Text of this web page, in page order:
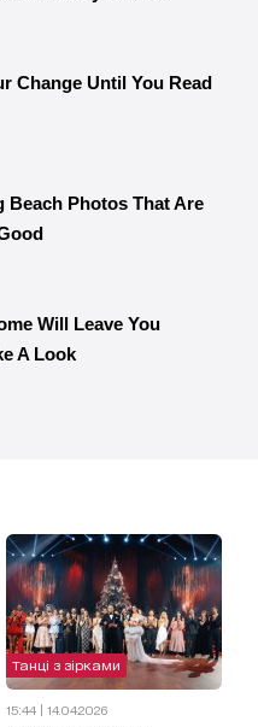
Танці з зірками
15:44 | 14.04.2026